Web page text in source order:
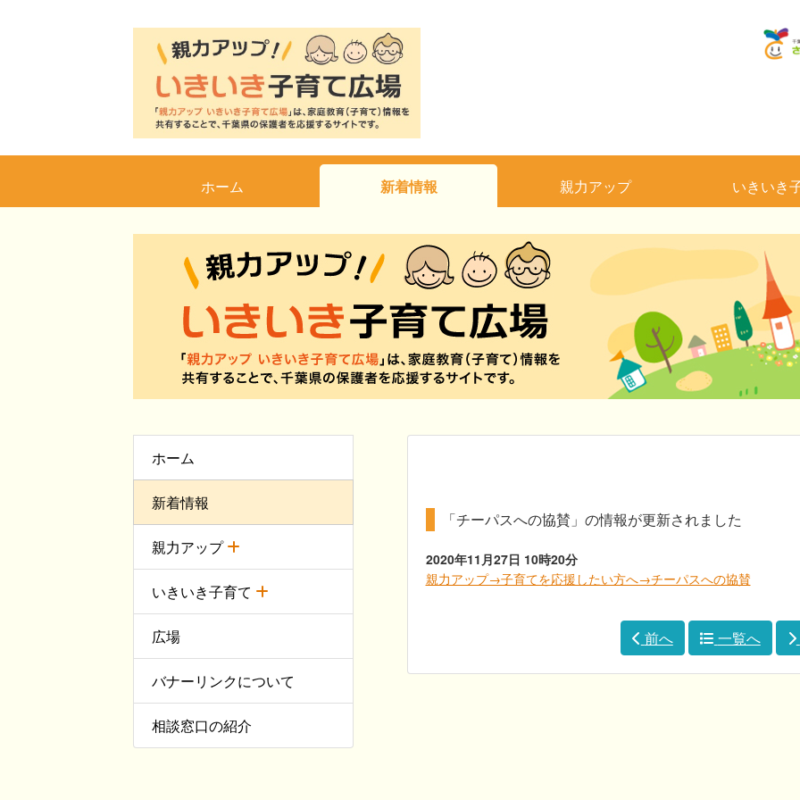
ホーム 新着情報 親力アップ いきいき
ホーム
新着情報
親力アップ
いきいき子育て
広場
バナーリンクについて
相談窓口の紹介
「チーパスへの協賛」の情報が更新されました
2020年11月27日 10時20分
親力アップ→子育てを応援したい方へ→チーパスへの協賛
前へ 一覧へ